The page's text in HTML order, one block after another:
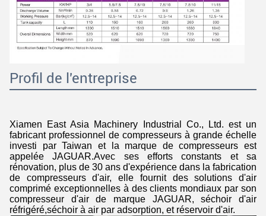
Profil de l'entreprise
Xiamen East Asia Machinery Industrial Co., Ltd. est un
fabricant professionnel de compresseurs à grande échelle
investi par Taiwan et la marque de compresseurs est
appelée JAGUAR.Avec ses efforts constants et sa
rénovation, plus de 30 ans d'expérience dans la fabrication
de compresseurs d'air, elle fournit des solutions d'air
comprimé exceptionnelles à des clients mondiaux par son
compresseur d'air de marque JAGUAR, séchoir d'air
réfrigéré,séchoir à air par adsorption, et réservoir d'air.